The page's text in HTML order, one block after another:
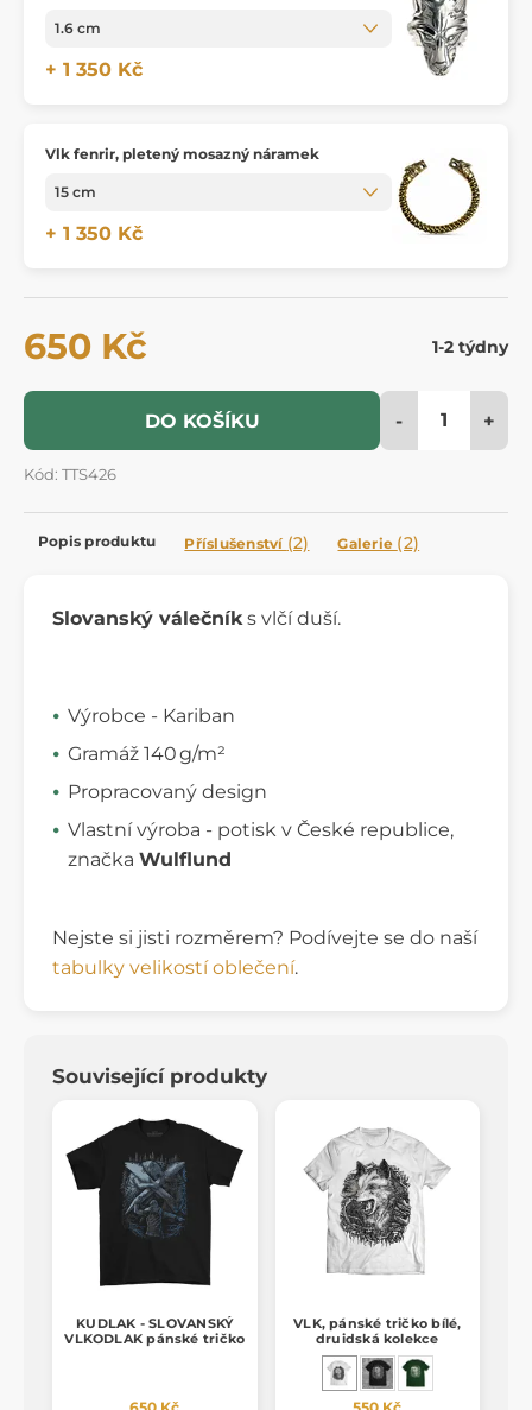
+ 1 350 Kč
Vlk fenrir, pletený mosazný náramek
+ 1 350 Kč
650 Kč 1-2 týdny
DO KOŠÍKU - +
Kód: TTS426
Popis produktu Příslušenství (2) Galerie (2)
Slovanský válečník s vlčí duší.
Výrobce - Kariban
Gramáž 140 g/m²
Propracovaný design
Vlastní výroba - potisk v České republice,
značka Wulflund
Nejste si jisti rozměrem? Podívejte se do naší
tabulky velikostí oblečení.
Související produkty
KUDLAK - SLOVANSKÝ
VLKODLAK pánské tričko
VLK, pánské tričko bílé,
druidská kolekce